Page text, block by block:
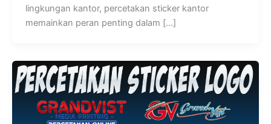
lingkungan kantor, percetakan sticker kantor
memainkan peran penting dalam […]